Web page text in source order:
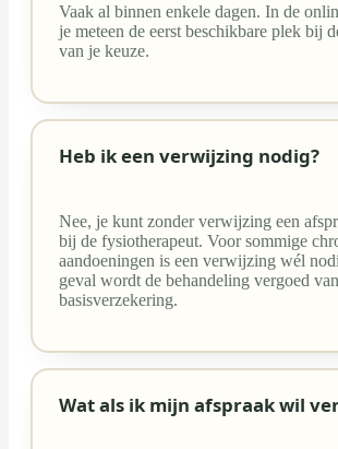
Vaak al binnen enkele dagen. In de
je meteen de eerst beschikbare plek bij
van je keuze.
Heb ik een verwijzing nodig?
Nee, je kunt zonder verwijzing een
bij de fysiotherapeut. Voor sommige
aandoeningen is een verwijzing wél
geval wordt de behandeling vergoed
basisverzekering.
Wat als ik mijn afspraak wil